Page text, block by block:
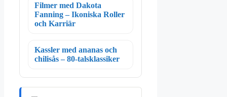
Filmer med Dakota
Fanning – Ikoniska Roller
och Karriär
Kassler med ananas och
chilisås – 80-talsklassiker